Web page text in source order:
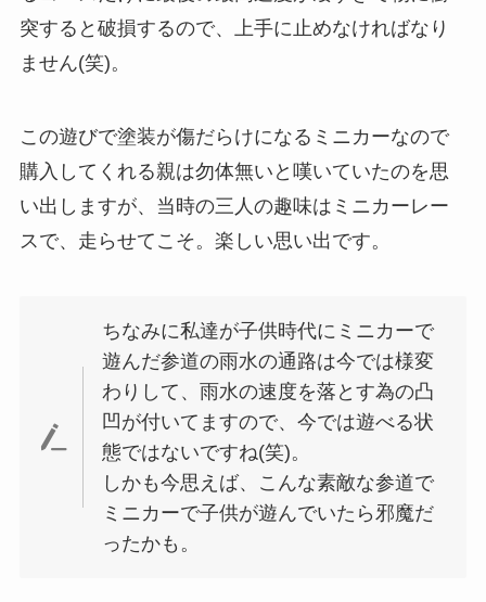
突すると破損するので、上手に止めなければなり
ません(笑)。
この遊びで塗装が傷だらけになるミニカーなので
購入してくれる親は勿体無いと嘆いていたのを思
い出しますが、当時の三人の趣味はミニカーレー
スで、走らせてこそ。楽しい思い出です。
ちなみに私達が子供時代にミニカーで
遊んだ参道の雨水の通路は今では様変
わりして、雨水の速度を落とす為の凸
凹が付いてますので、今では遊べる状
態ではないですね(笑)。
しかも今思えば、こんな素敵な参道で
ミニカーで子供が遊んでいたら邪魔だ
ったかも。